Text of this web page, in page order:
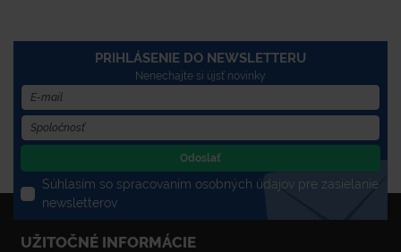
PRIHLÁSENIE DO NEWSLETTERU
Nenechajte si újsť novinky
Odoslať
Súhlasím so spracovaním osobných údajov pre zasielanie
newsletterov
UŽITOČNÉ INFORMÁCIE